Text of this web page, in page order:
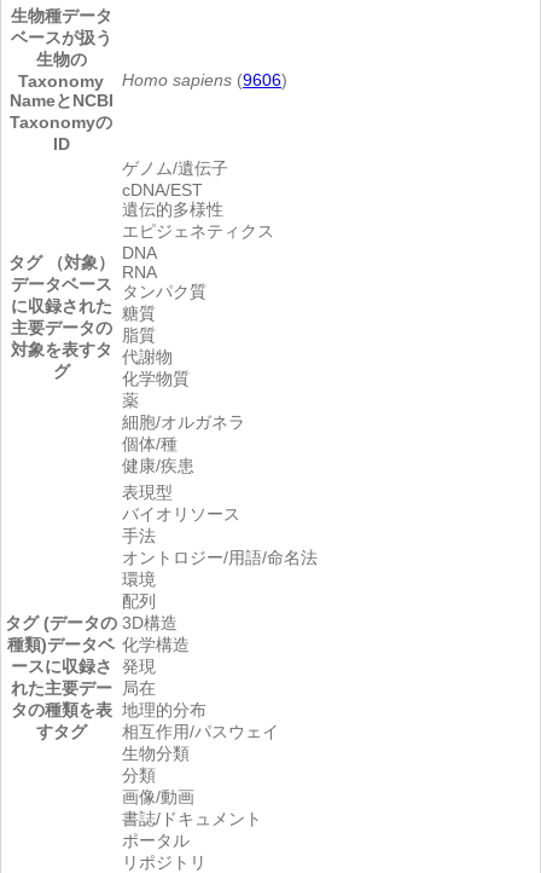
生物種データ
ベースが扱う
生物の
Taxonomy
NameとNCBI
Taxonomyの
ID
Homo sapiens (9606)
タグ （対象）
データベース
に収録された
主要データの
対象を表すタ
グ
ゲノム/遺伝子
cDNA/EST
遺伝的多様性
エピジェネティクス
DNA
RNA
タンパク質
糖質
脂質
代謝物
化学物質
薬
細胞/オルガネラ
個体/種
健康/疾患
タグ (データの
種類)データベ
ースに収録さ
れた主要デー
タの種類を表
すタグ
表現型
バイオリソース
手法
オントロジー/用語/命名法
環境
配列
3D構造
化学構造
発現
局在
地理的分布
相互作用/パスウェイ
生物分類
分類
画像/動画
書誌/ドキュメント
ポータル
リポジトリ